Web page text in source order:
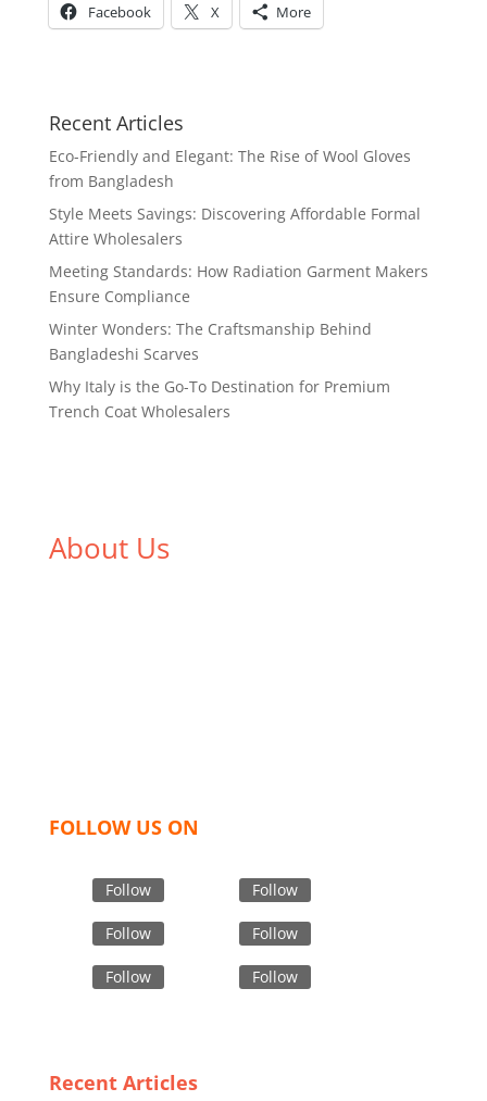
Facebook X More
Recent Articles
Eco-Friendly and Elegant: The Rise of Wool Gloves
from Bangladesh
Style Meets Savings: Discovering Affordable Formal
Attire Wholesalers
Meeting Standards: How Radiation Garment Makers
Ensure Compliance
Winter Wonders: The Craftsmanship Behind
Bangladeshi Scarves
Why Italy is the Go-To Destination for Premium
Trench Coat Wholesalers
About Us
FOLLOW US ON
Follow Follow
Follow Follow
Follow Follow
Recent Articles